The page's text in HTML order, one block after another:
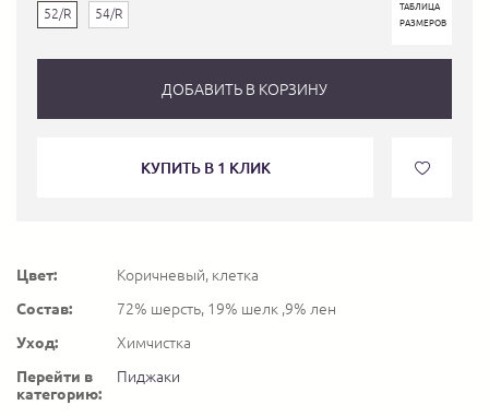
52/R 54/R
ТАБЛИЦА
РАЗМЕРОВ
ДОБАВИТЬ В КОРЗИНУ
КУПИТЬ В 1 КЛИК
Цвет:
Коричневый, клетка
Состав:
72% шерсть, 19% шелк ,9% лен
Уход:
Химчистка
Перейти в
категорию:
Пиджаки